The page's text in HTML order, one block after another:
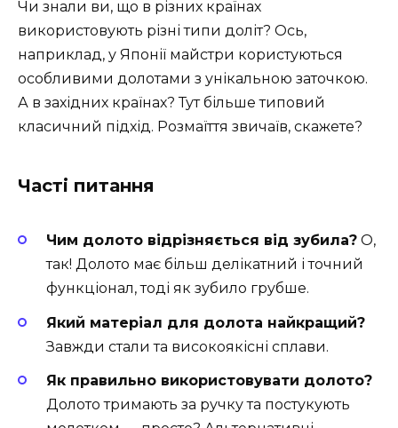
Чи знали ви, що в різних країнах
використовують різні типи доліт? Ось,
наприклад, у Японії майстри користуються
особливими долотами з унікальною заточкою.
А в західних країнах? Тут більше типовий
класичний підхід. Розмаїття звичаїв, скажете?
Часті питання
Чим долото відрізняється від зубила? О,
так! Долото має більш делікатний і точний
функціонал, тоді як зубило грубше.
Який матеріал для долота найкращий?
Завжди стали та високоякісні сплави.
Як правильно використовувати долото?
Долото тримають за ручку та постукують